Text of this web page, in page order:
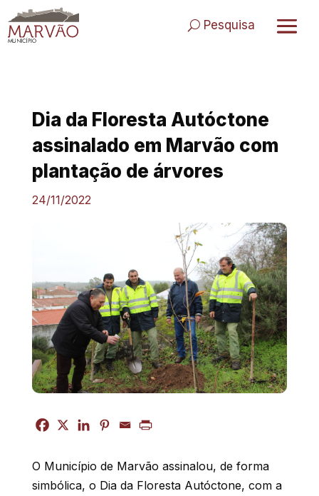
to
content
Pesquisa
Dia da Floresta Autóctone
assinalado em Marvão com
plantação de árvores
24/11/2022
O Município de Marvão assinalou, de forma
simbólica, o Dia da Floresta Autóctone, com a